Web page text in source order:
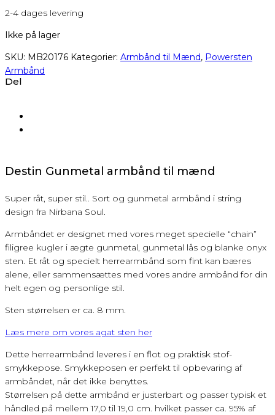
2-4 dages levering
Ikke på lager
SKU: MB20176 Kategorier: Armbånd til Mænd, Powersten
Armbånd
Del
Destin Gunmetal armbånd til mænd
Super råt, super stil.. Sort og gunmetal armbånd i string
design fra Nirbana Soul.
Armbåndet er designet med vores meget specielle “chain”
filigree kugler i ægte gunmetal, gunmetal lås og blanke onyx
sten. Et råt og specielt herrearmbånd som fint kan bæres
alene, eller sammensættes med vores andre armbånd for din
helt egen og personlige stil.
Sten størrelsen er ca. 8 mm.
Læs mere om vores agat sten her
Dette herrearmbånd leveres i en flot og praktisk stof-
smykkepose. Smykkeposen er perfekt til opbevaring af
armbåndet, når det ikke benyttes.
Størrelsen på dette armbånd er justerbart og passer typisk et
håndled på mellem 17,0 til 19,0 cm. hvilket passer ca. 95% af